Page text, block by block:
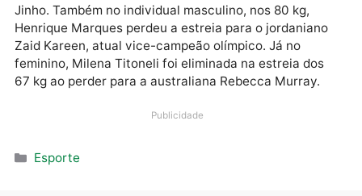
Maria Clara enfrentou cinco adversárias e só perdeu
para uma delas, a chinesa Zhang Chuling na
por 2 a 0.
Outros três brasileiros competiram em Wuxi. Bronze
em Paris 2024, Edival Pontes, também conhecido
categoria 68 kg ao ser superado pelo sul-coreano
Jinho. Também no individual masculino, nos 80 kg,